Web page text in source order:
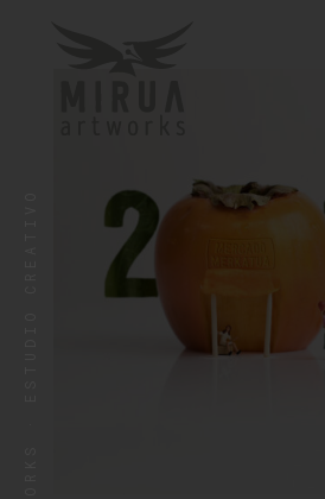
MIRUA ARTWORKS
Ventura Rodríguez, 65 Bajo
31012 Pamplona
676 22 78 92